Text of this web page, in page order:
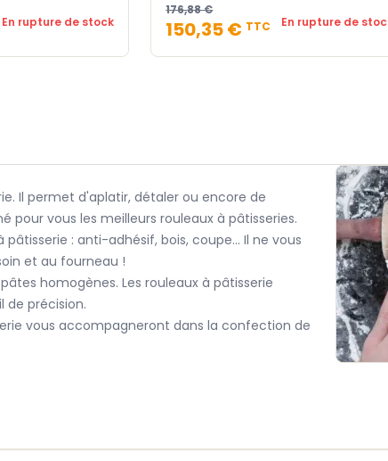
En rupture de stock
176,88 €
150,35 € TTC En rupture de
Il permet d'aplatir, détaler ou encore de
pour vous les meilleurs rouleaux à pâtisseries.
: anti-adhésif, bois, coupe... Il ne vous
et au fourneau !
homogènes. Les rouleaux à pâtisserie
de précision.
vous accompagneront dans la confection de